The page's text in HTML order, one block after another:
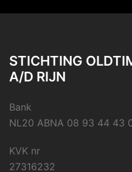
STICHTING
A/D RIJN
Bank
NL20 ABNA 08 93 44 43
KVK nr
27316232